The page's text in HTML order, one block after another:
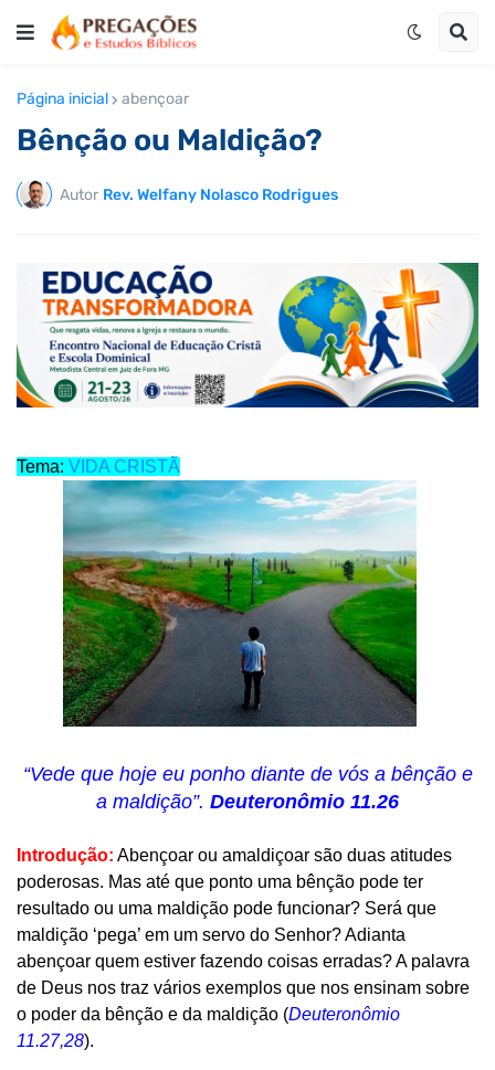
Página inicial abençoar
Bênção ou Maldição?
Autor Rev. Welfany Nolasco Rodrigues
Tema: VIDA CRISTÃ
“Vede que hoje eu ponho diante de vós a bênção e
a maldição”. Deuteronômio 11.26
Introdução: Abençoar ou amaldiçoar são duas atitudes
poderosas. Mas até que ponto uma bênção pode ter
resultado ou uma maldição pode funcionar? Será que
maldição ‘pega’ em um servo do Senhor? Adianta
abençoar quem estiver fazendo coisas erradas? A palavra
de Deus nos traz vários exemplos que nos ensinam sobre
o poder da bênção e da maldição (Deuteronômio
11.27,28).